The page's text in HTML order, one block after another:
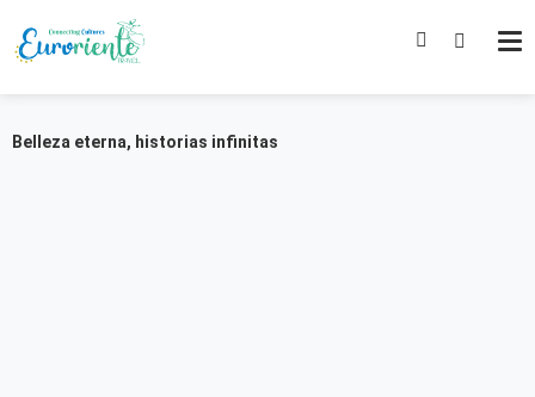
Belleza eterna, historias infinitas